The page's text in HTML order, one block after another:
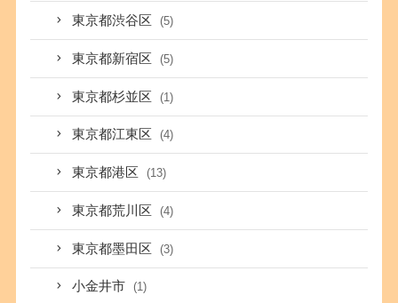
東京都渋谷区 (5)
東京都新宿区 (5)
東京都杉並区 (1)
東京都江東区 (4)
東京都港区 (13)
東京都荒川区 (4)
東京都墨田区 (3)
小金井市 (1)